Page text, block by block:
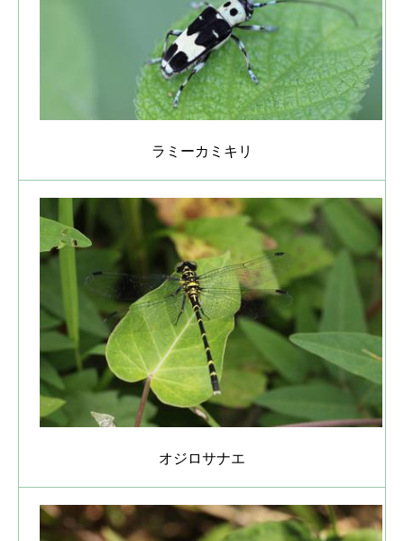
ラミーカミキリ
オジロサナエ